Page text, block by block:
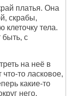
платья. Она
скрабы,
тела.
быть, с
на неё в
то ласковое,
какие-то
него.